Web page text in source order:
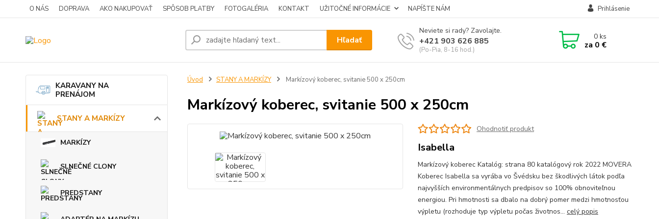
O NÁS DOPRAVA AKO NAKUPOVAŤ SPÔSOB PLATBY FOTOGALÉRIA KONTAKT UŽITOČNÉ INFORMÁCIE NAPÍŠTE NÁM Prihlásenie
Hľadať
Neviete si rady? Zavolajte.
+421 903 626 885
(Po-Pia, 8-16 hod.)
0ks
za 0 €
KARAVANY NA
PRENÁJOM
STANY A MARKÍZY
MARKÍZY
SLNEČNÉ CLONY
PREDSTANY
Úvod STANY A MARKÍZY Markízový koberec, svitanie 500 x 250cm
Markízový koberec, svitanie 500 x 250cm
Ohodnotiť produkt
Isabella
Markízový koberec Katalóg: strana 80 katalógový rok 2022 MOVERA
Koberec Isabella sa vyrába vo Švédsku bez škodlivých látok podľa
najvyšších environmentálnych predpisov so 100% obnoviteľnou
energiou. Pri hmotnosti sa dbalo na dobrý pomer medzi hmotnosťou
výpletu (rozhoduje typ výpletu počas životnos... celý popis